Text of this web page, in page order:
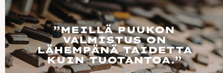
”MEILLÄ PUUKON
VALMISTUS ON
LÄHEMPÄNÄ TAIDETTA
KUIN TUOTANTOA.”